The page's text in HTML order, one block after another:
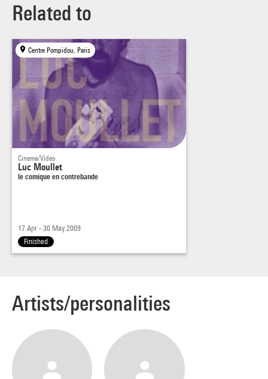
Related to
Centre Pompidou, Paris
Cinema/Video
Luc Moullet
le comique en contrebande
17 Apr - 30 May 2009
Finished
Artists/personalities